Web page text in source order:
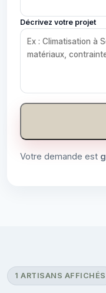
Décrivez votre projet
Votre demande est
1 ARTISANS AFFICHÉS